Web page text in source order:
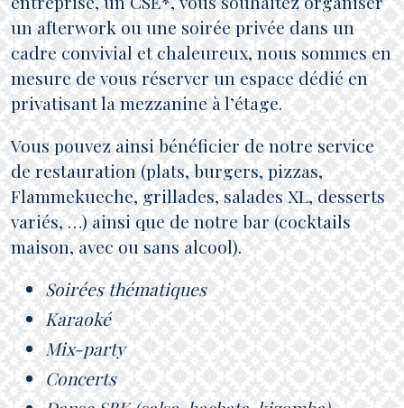
un afterwork ou une soirée privée dans un
cadre convivial et chaleureux, nous sommes en
mesure de vous réserver un espace dédié en
privatisant la mezzanine à l’étage.
Vous pouvez ainsi bénéficier de notre service
de restauration (plats, burgers, pizzas,
Flammekueche, grillades, salades XL, desserts
variés, …) ainsi que de notre bar (cocktails
maison, avec ou sans alcool).
Soirées thématiques
Karaoké
Mix-party
Concerts